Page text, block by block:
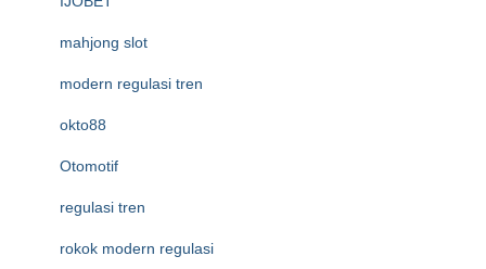
mahjong slot
modern regulasi tren
okto88
Otomotif
regulasi tren
rokok modern regulasi